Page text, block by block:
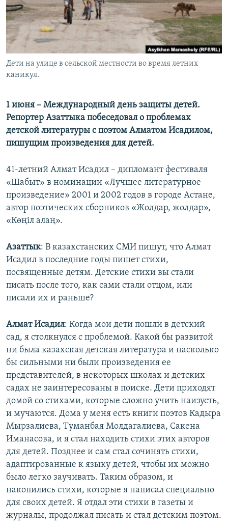
Дети на улице в сельской местности во время летних
каникул.
1 июня – Международный день защиты детей.
Репортер Азаттыка побеседовал о проблемах
детской литературы с поэтом Алматом Исадилом,
пишущим произведения для детей.
41-летний Алмат Исадил – дипломант фестиваля
«Шабыт» в номинации «Лучшее литературное
произведение» 2001 и 2002 годов в городе Астане,
автор поэтических сборников «Жолдар, жолдар»,
«Көңіл алаң».
Азаттык: В казахстанских СМИ пишут, что Алмат
Исадил в последние годы пишет стихи,
посвященные детям. Детские стихи вы стали
писать после того, как сами стали отцом, или
писали их и раньше?
Алмат Исадил: Когда мои дети пошли в детский
сад, я столкнулся с проблемой. Какой бы развитой
ни была казахская детская литература и насколько
бы сильными ни были произведения ее
представителей, в некоторых школах и детских
садах не заинтересованы в поиске. Дети приходят
домой со стихами, которые сложно учить наизусть,
и мучаются. Дома у меня есть книги поэтов Кадыра
Мырзалиева, Туманбая Молдагалиева, Сакена
Иманасова, и я стал находить стихи этих авторов
для детей. Позднее и сам стал сочинять стихи,
адаптированные к языку детей, чтобы их можно
было легко заучивать. Таким образом, и
накопились стихи, которые я написал специально
для своих детей. Я отдал эти стихи в газеты и
журналы, продолжал писать и стал детским поэтом.